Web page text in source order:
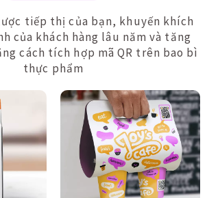
tiếp thị của bạn, khuyến khích
của khách hàng lâu năm và tăng
cách tích hợp mã QR trên bao bì
thực phẩm